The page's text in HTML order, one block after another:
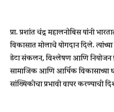
प्रा. प्रशांत चंद्र महालनोबिस यांनी
विकासात मोलाचे योगदान दिले.
डेटा संकलन, विश्लेषण आणि नियोजन
सामाजिक आणि आर्थिक विकासाच्या
सांख्यिकीचा प्रभावी वापर करण्याची